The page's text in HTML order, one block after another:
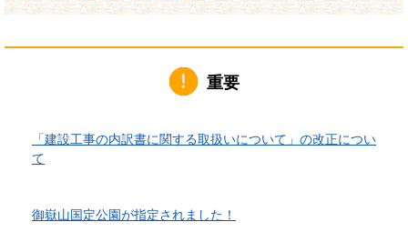
重要
「建設工事の内訳書に関する取扱いについて」の改正につい
て
御嶽山国定公園が指定されました！